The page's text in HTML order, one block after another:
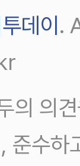
데이 .
의 의
준수하